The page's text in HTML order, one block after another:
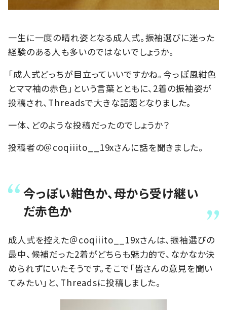
一生に一度の晴れ姿となる成人式。振袖選びに迷った
経験のある人も多いのではないでしょうか。
「成人式どっちが目立っていいですかね。今っぽ風紺色
とママ袖の赤色」という言葉とともに、2着の振袖姿が
投稿され、Threadsで大きな話題となりました。
一体、どのような投稿だったのでしょうか？
投稿者の＠coqiiito__19xさんに話を聞きました。
今っぽい紺色か、母から受け継い
だ赤色か
成人式を控えた＠coqiiito__19xさんは、振袖選びの
最中、候補だった2着がどちらも魅力的で、なかなか決
められずにいたそうです。そこで「皆さんの意見を聞い
てみたい」と、Threadsに投稿しました。